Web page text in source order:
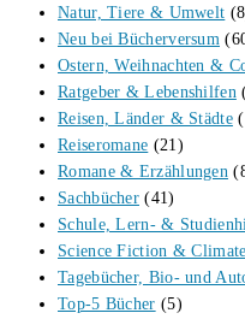
Natur, Tiere & Umwelt
Neu bei Bücherversum
Ostern, Weihnachten &
Ratgeber & Lebenshilfen
Reisen, Länder & Städte
Reiseromane (21)
Romane & Erzählungen
Sachbücher (41)
Schule, Lern- &
Science Fiction &
Tagebücher, Bio- und
Top-5 Bücher (5)